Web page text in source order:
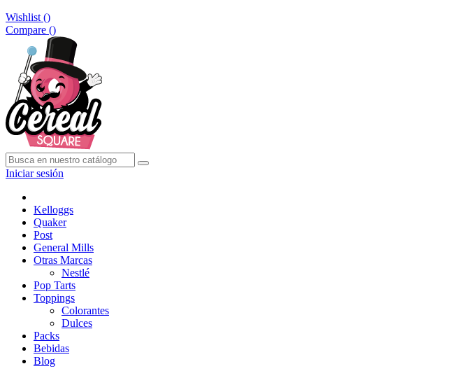
Wishlist ()
Compare ()
Iniciar sesión
Kelloggs
Quaker
Post
General Mills
Otras Marcas
Nestlé
Pop Tarts
Toppings
Colorantes
Dulces
Packs
Bebidas
Blog